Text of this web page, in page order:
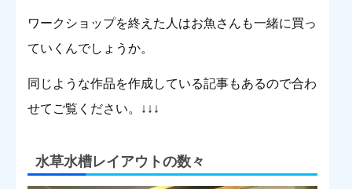
ワークショップを終えた人はお魚さんも一緒に買っ
ていくんでしょうか。
同じような作品を作成している記事もあるので合わ
せてご覧ください。↓↓↓
水草水槽レイアウトの数々